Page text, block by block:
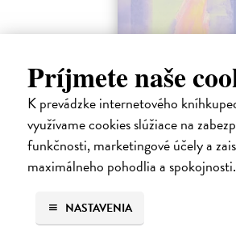
Príjmete naše
K prevádzke internetového
využívame cookies slúžiace na
funkčnosti, marketingové účely a
maximálneho pohodlia a spokojnosti.
NASTAVENIA
Město a jeho nejisté zdi
Murakami Haruki| Kniha
Ty jsi to byla, kdo mi vyprávěl o tom městě.
dlouho očekávaný román Harukiho
autorovu starší novelu z roku 1980 a tematicky
Na sklade ?